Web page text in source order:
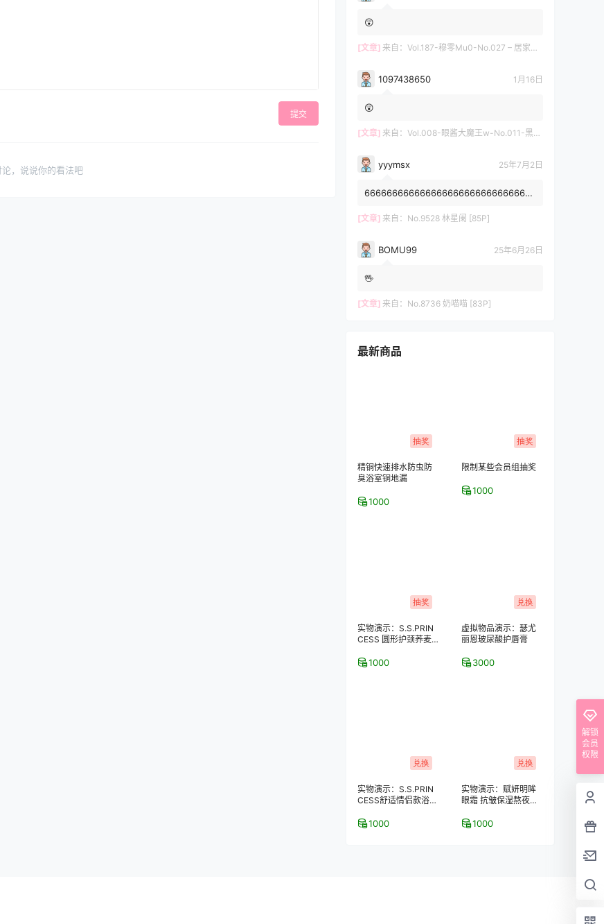
提交
论，说说你的看法吧
😲
[文章] 来自： Vol.187-穆零Mu0-No.027 – 居家自拍 [12P]
1097438650 1月16日
😲
[文章] 来自： Vol.008-眼酱大魔王w-No.011-黑护士 [20P]
yyymsx 25年7月2日
6666666666666666666666666666666
[文章] 来自： No.9528 林星阑 [85P]
BOMU99 25年6月26日
🖖
[文章] 来自： No.8736 奶喵喵 [83P]
最新商品
抽奖
精铜快速排水防虫防
臭浴室铜地漏
1000
抽奖
限制某些会员组抽奖
1000
抽奖
实物演示：S.S.PRIN
CESS 圆形护颈荞麦
1000
兑换
虚拟物品演示：瑟尤
丽恩玻尿酸护唇膏
3000
兑换
实物演示：S.S.PRIN
CESS舒适情侣款浴室
1000
兑换
实物演示：赋妍明眸
眼霜 抗皱保湿熬夜去
1000
解锁
会员
权限